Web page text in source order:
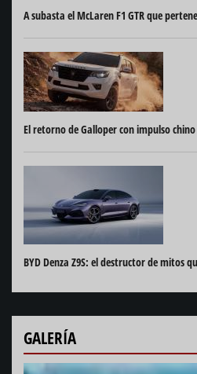
A subasta el McLaren F1 GTR que
El retorno de Galloper con impulso chino
BYD Denza Z9S: el destructor de mitos
GALERÍA